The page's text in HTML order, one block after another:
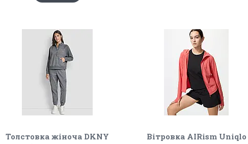
Толстовка жіноча DKNY
Вітровка AIRism Uniqlo